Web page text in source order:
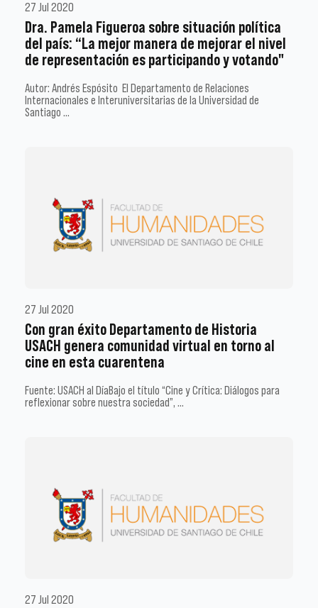
27 Jul 2020
Dra. Pamela Figueroa sobre situación política
del país: “La mejor manera de mejorar el nivel
de representación es participando y votando"
Autor: Andrés Espósito El Departamento de Relaciones
Internacionales e Interuniversitarias de la Universidad de
Santiago …
27 Jul 2020
Con gran éxito Departamento de Historia
USACH genera comunidad virtual en torno al
cine en esta cuarentena
Fuente: USACH al DíaBajo el título “Cine y Crítica: Diálogos para
reflexionar sobre nuestra sociedad”, …
27 Jul 2020